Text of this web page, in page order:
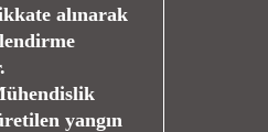
alınarak
yangın